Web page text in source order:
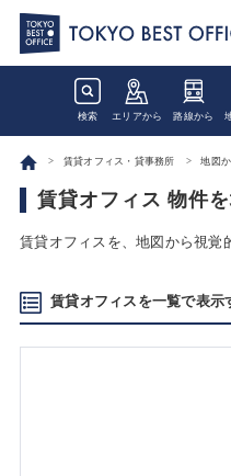
検索 エリアから 路線から
賃貸オフィス・貸事務所 地図
賃貸オフィス 物件
賃貸オフィスを、地図から視覚
賃貸オフィスを一覧で表示